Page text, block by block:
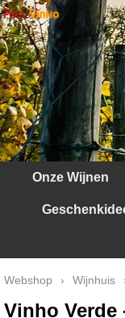
Home
Contact
Mijn account
Verzendkosten
Witte druiven
Onze Wijnen
Webshop › Wijnhuis
Vinho Verde